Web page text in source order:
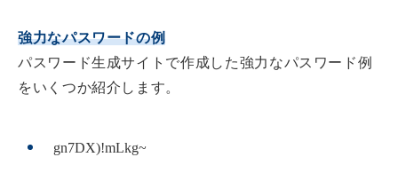
強力なパスワードの例
パスワード生成サイトで作成した強力なパスワード例
をいくつか紹介します。
gn7DX)!mLkg~